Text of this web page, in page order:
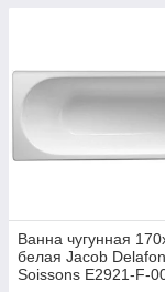
Ванна чугунная
белая Jacob Delafon
Soissons E2921-F-